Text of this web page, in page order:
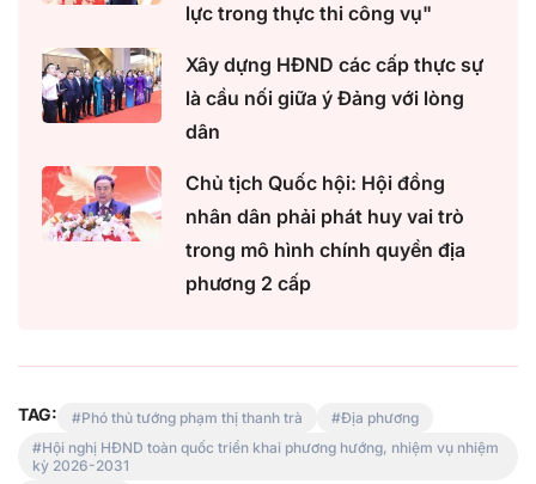
lực trong thực thi công vụ"
Xây dựng HĐND các cấp thực sự
là cầu nối giữa ý Đảng với lòng
dân
Chủ tịch Quốc hội: Hội đồng
nhân dân phải phát huy vai trò
trong mô hình chính quyền địa
phương 2 cấp
TAG: Phó thủ tướng phạm thị thanh trà
Địa phương
Hội nghị HĐND toàn quốc triển khai phương hướng, nhiệm vụ nhiệm
kỳ 2026-2031